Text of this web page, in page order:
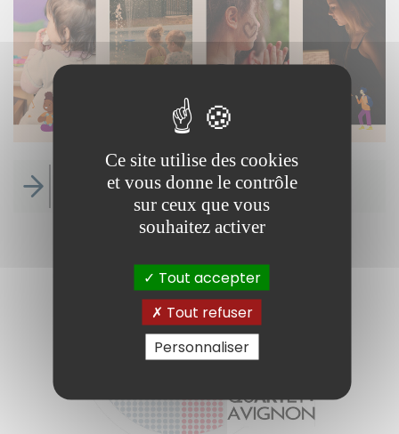
L'odyssée des petits curieux
Ce site utilise des cookies
et vous donne le contrôle
sur ceux que vous
souhaitez activer
Tout accepter
Tout refuser
Personnaliser